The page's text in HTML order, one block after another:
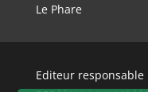
Le Phare
Editeur responsable